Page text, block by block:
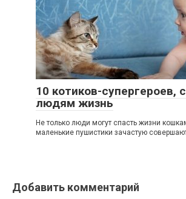
10 котиков-супергероев,
людям жизнь
Не только люди могут спасть жизни
маленькие пушистики зачастую
Добавить комментарий